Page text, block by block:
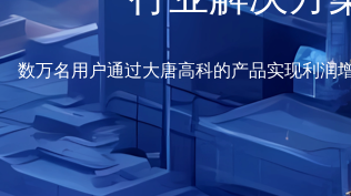
数万名用户通过大唐高科的产品实现利润